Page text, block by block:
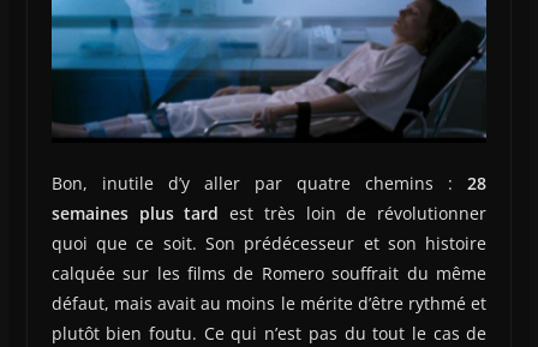
Bon, inutile d’y aller par quatre chemins :28
semaines plus tard est très loin de révolutionner
quoi que ce soit. Son prédécesseur et son histoire
calquée sur les films de Romero souffrait du même
défaut, mais avait au moins le mérite d’être rythmé et
plutôt bien foutu. Ce qui n’est pas du tout le cas de